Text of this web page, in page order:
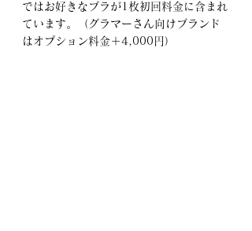
ではお好きなブラが1枚初回料金に含まれ
ています。（グラマーさん向けブランド
はオプション料金＋4,000円）